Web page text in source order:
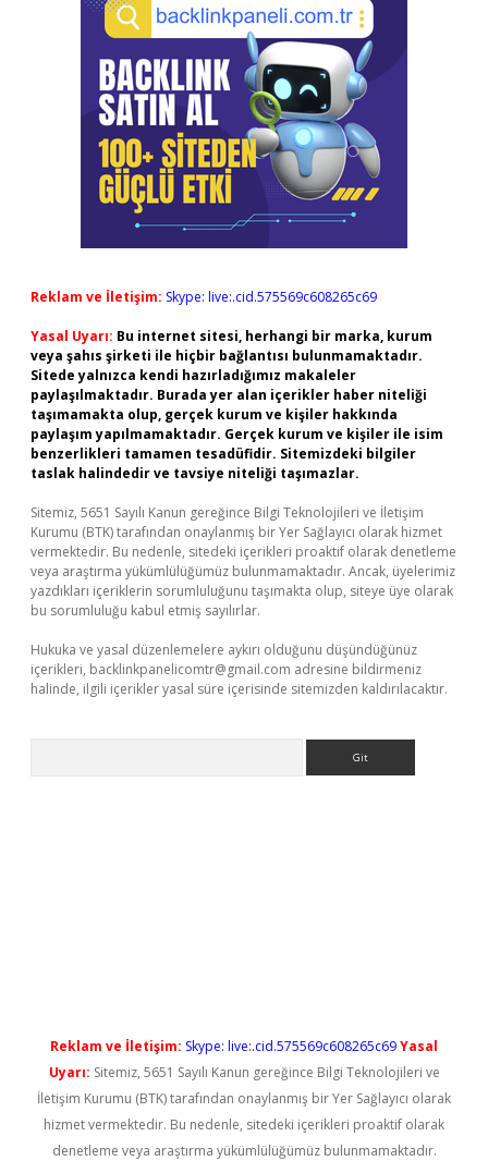
Reklam ve İletişim: Skype: live:.cid.575569c608265c69
Yasal Uyarı: Bu internet sitesi, herhangi bir marka, kurum
veya şahıs şirketi ile hiçbir bağlantısı bulunmamaktadır.
Sitede yalnızca kendi hazırladığımız makaleler
paylaşılmaktadır. Burada yer alan içerikler haber niteliği
taşımamakta olup, gerçek kurum ve kişiler hakkında
paylaşım yapılmamaktadır. Gerçek kurum ve kişiler ile isim
benzerlikleri tamamen tesadüfidir. Sitemizdeki bilgiler
taslak halindedir ve tavsiye niteliği taşımazlar.
Sitemiz, 5651 Sayılı Kanun gereğince Bilgi Teknolojileri ve İletişim
Kurumu (BTK) tarafından onaylanmış bir Yer Sağlayıcı olarak hizmet
vermektedir. Bu nedenle, sitedeki içerikleri proaktif olarak denetleme
veya araştırma yükümlülüğümüz bulunmamaktadır. Ancak, üyelerimiz
yazdıkları içeriklerin sorumluluğunu taşımakta olup, siteye üye olarak
bu sorumluluğu kabul etmiş sayılırlar.
Hukuka ve yasal düzenlemelere aykırı olduğunu düşündüğünüz
içerikleri, backlinkpanelicomtr@gmail.com adresine bildirmeniz
halinde, ilgili içerikler yasal süre içerisinde sitemizden kaldırılacaktır.
Reklam ve İletişim: Skype: live:.cid.575569c608265c69Yasal
Uyarı: Sitemiz, 5651 Sayılı Kanun gereğince Bilgi Teknolojileri ve
İletişim Kurumu (BTK) tarafından onaylanmış bir Yer Sağlayıcı olarak
hizmet vermektedir. Bu nedenle, sitedeki içerikleri proaktif olarak
denetleme veya araştırma yükümlülüğümüz bulunmamaktadır.